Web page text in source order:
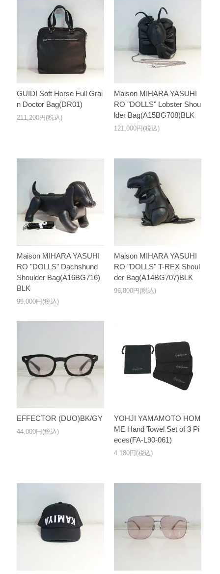
GUIDI Soft Horse Full Grai
n Doctor Bag(DR01)
211,200円(税込)
Maison MIHARA YASUHI
RO "DOLLS" Lobster Shou
lder Bag(A15BG708)BLK
121,000円(税込)
Maison MIHARA YASUHI
RO "DOLLS" Dachshund
Shoulder Bag(A16BG716)
BLK
99,000円(税込)
Maison MIHARA YASUHI
RO "DOLLS" T-REX Shoul
der Bag(A14BG707)BLK
96,800円(税込)
EFFECTOR (DUO)BK/GY
44,000円(税込)
YOHJI YAMAMOTO HOM
ME Hand Towel Set of 3 Pi
eces(FA-L90-061)
4,180円(税込)